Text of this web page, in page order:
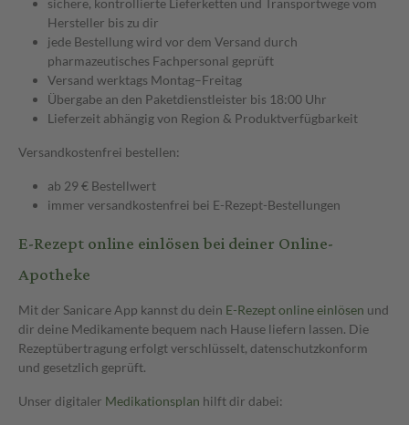
Hersteller bis zu dir
jede Bestellung wird vor dem Versand durch
pharmazeutisches Fachpersonal geprüft
Versand werktags Montag–Freitag
Übergabe an den Paketdienstleister bis 18:00 Uhr
Lieferzeit abhängig von Region & Produktverfügbarkeit
Versandkostenfrei bestellen:
ab 29 € Bestellwert
immer versandkostenfrei bei E-Rezept-Bestellungen
E-Rezept online einlösen bei deiner Online-
Apotheke
Mit der Sanicare App kannst du dein E-Rezept online einlösen und
dir deine Medikamente bequem nach Hause liefern lassen. Die
Rezeptübertragung erfolgt verschlüsselt, datenschutzkonform
und gesetzlich geprüft.
Unser digitaler Medikationsplan hilft dir dabei: